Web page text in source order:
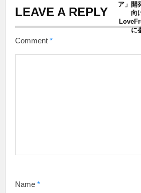
ア」開
向
に
LEAVE A REPLY
Comment *
Name *